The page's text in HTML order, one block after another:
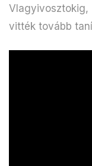
vitték tovább